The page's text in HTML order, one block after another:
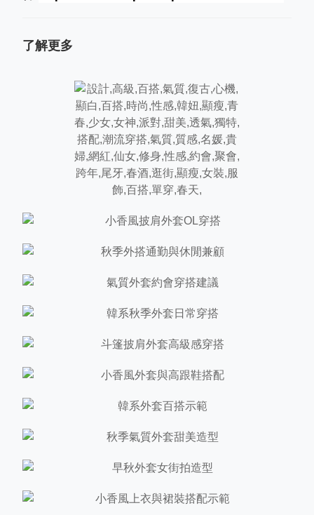
了解更多